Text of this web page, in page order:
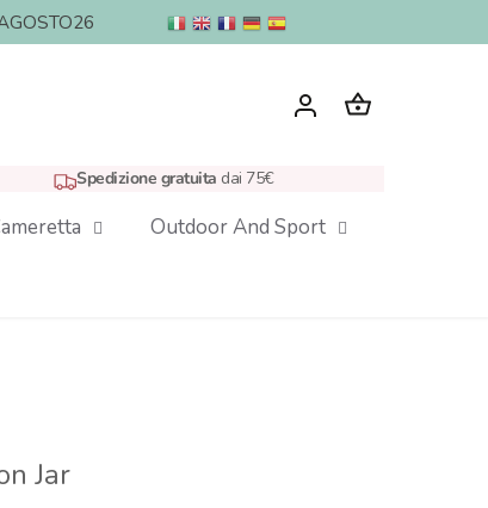
Spedizione gratuita dai 75€
Outdoor And Sport
Jar